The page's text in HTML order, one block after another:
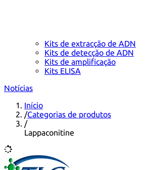
Kits de extracção de ADN
Kits de detecção de ADN
Kits de amplificação
Kits ELISA
Notícias
Início
/Categorias de produtos
/
Lappaconitine